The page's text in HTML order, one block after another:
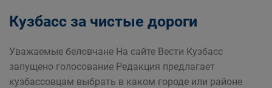
Кузбасс за чистые дороги
Уважаемые беловчане На сайте Вести Кузбасс
запущено голосование Редакция предлагает
кузбассовцам выбрать в каком городе или районе